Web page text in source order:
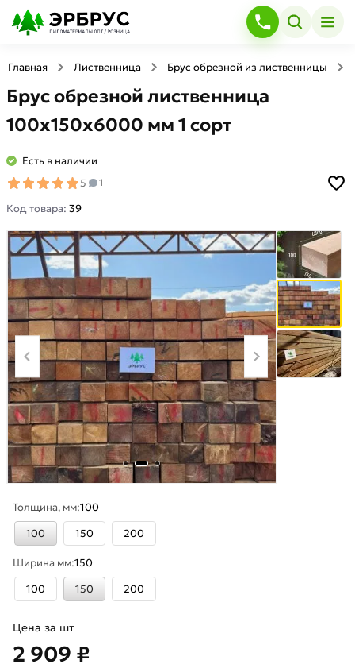
Главная Лиственница Брус обрезной из лиственницы
Брус обрезной лиственница
100х150х6000 мм 1 сорт
Есть в наличии
5
1
Код товара: 39
Толщина, мм:100
100
150 200
Ширина мм:150
100
150 200
Цена за шт
2 909 ₽